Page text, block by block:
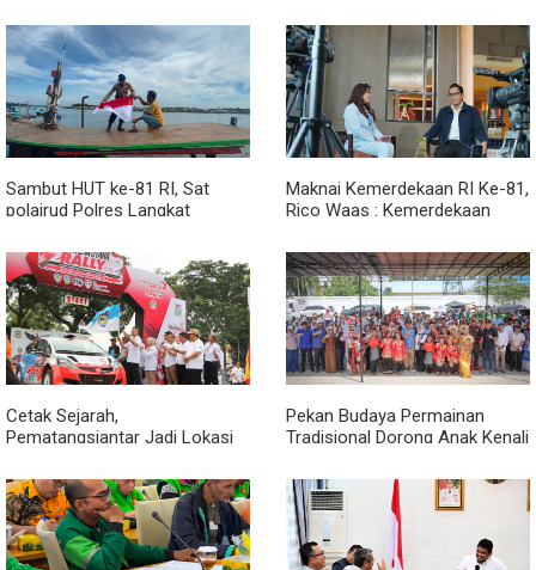
Sambut HUT ke-81 RI, Sat
polairud Polres Langkat
kepada Nelayan
Maknai Kemerdekaan RI Ke-81,
Rico Waas : Kemerdekaan
Lewat Peningkatan Pelayanan
Primer
Cetak Sejarah,
Pematangsiantar Jadi Lokasi
2026
Pekan Budaya Permainan
Tradisional Dorong Anak Kenali
Ketergantungan Gadget